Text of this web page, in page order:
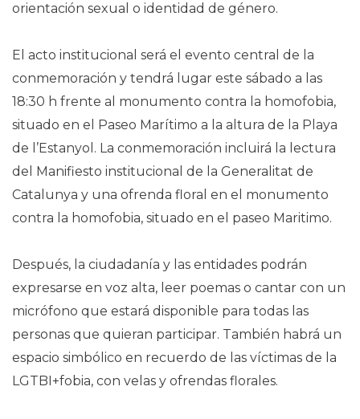
orientación sexual o identidad de género.
El acto institucional será el evento central de la
conmemoración y tendrá lugar este sábado a las
18:30 h frente al monumento contra la homofobia,
situado en el Paseo Marítimo a la altura de la Playa
de l’Estanyol. La conmemoración incluirá la lectura
del Manifiesto institucional de la Generalitat de
Catalunya y una ofrenda floral en el monumento
contra la homofobia, situado en el paseo Maritimo.
Después, la ciudadanía y las entidades podrán
expresarse en voz alta, leer poemas o cantar con un
micrófono que estará disponible para todas las
personas que quieran participar. También habrá un
espacio simbólico en recuerdo de las víctimas de la
LGTBI+fobia, con velas y ofrendas florales.